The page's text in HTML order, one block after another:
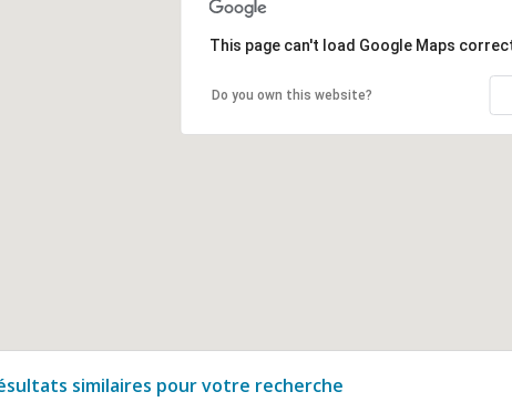
This page can't load Google Maps
Do you own this website?
similaires pour votre recherche